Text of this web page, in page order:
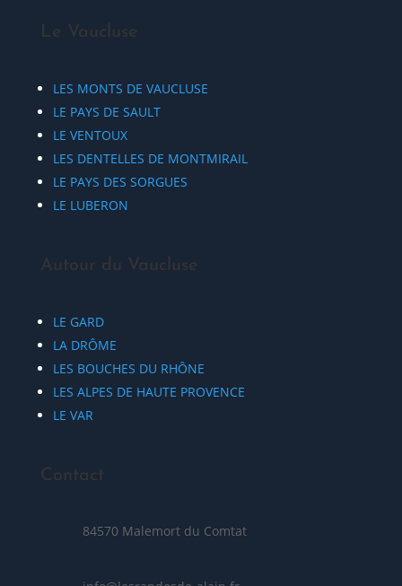
Le Vaucluse
LES MONTS DE VAUCLUSE
LE PAYS DE SAULT
LE VENTOUX
LES DENTELLES DE MONTMIRAIL
LE PAYS DES SORGUES
LE LUBERON
Autour du Vaucluse
LE GARD
LA DRÔME
LES BOUCHES DU RHÔNE
LES ALPES DE HAUTE PROVENCE
LE VAR
Contact
84570 Malemort du Comtat